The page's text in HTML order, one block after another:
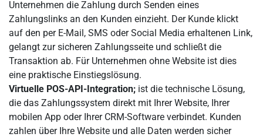
Unternehmen die Zahlung durch Senden eines
Zahlungslinks an den Kunden einzieht. Der Kunde klickt
auf den per E-Mail, SMS oder Social Media erhaltenen Link,
gelangt zur sicheren Zahlungsseite und schließt die
Transaktion ab. Für Unternehmen ohne Website ist dies
eine praktische Einstiegslösung.
Virtuelle POS-API-Integration; ist die technische Lösung,
die das Zahlungssystem direkt mit Ihrer Website, Ihrer
mobilen App oder Ihrer CRM-Software verbindet. Kunden
zahlen über Ihre Website und alle Daten werden sicher